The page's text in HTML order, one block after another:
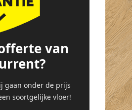
erbij. Top prijzen en
vriendelijke mensen
met professionele
uitleg.
van
gaan onder de prijs
soortgelijke vloer!